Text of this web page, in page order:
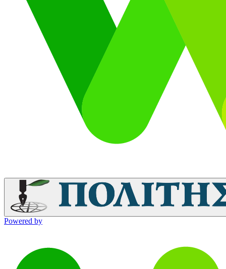
Powered by